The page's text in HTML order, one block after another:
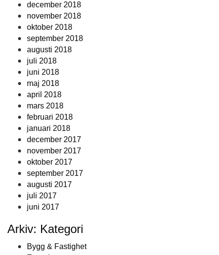
december 2018
november 2018
oktober 2018
september 2018
augusti 2018
juli 2018
juni 2018
maj 2018
april 2018
mars 2018
februari 2018
januari 2018
december 2017
november 2017
oktober 2017
september 2017
augusti 2017
juli 2017
juni 2017
Arkiv: Kategori
Bygg & Fastighet